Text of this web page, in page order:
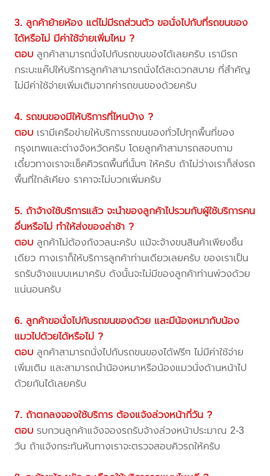
3. ลูกค้าย้ายห้อง แต่ไม่มีรถส่วนตัว ขอนั่งไปกับที่รถขนของ
ได้หรือไม่ มีค่าใช้จ่ายเพิ่มไหม ?
ตอบ ลูกค้าสามารถนั่งไปกับรถขนของได้เลยครับ เรามีรถ
กระบะแค๊ปให้บริการลูกค้าสามารถนั่งได้สะดวกสบาย ที่สำคัญ
ไม่มีค่าใช้จ่ายเพิ่มเติมจากค่ารถขนของด้วยครับ
4. รถขนของมีให้บริการที่ไหนบ้าง ?
ตอบ เรามีเครือข่ายให้บริการรถขนของทั่วไปทุกพื้นที่ของ
กรุงเทพและต่างจังหวัดครับ โดยลูกค้าสามารถสอบถาม
เดี๋ยวทางเราจะเช็คคิวรถพื้นที่นั้นๆ ให้ครับ ถ้าไม่ว่างเราก็ส่งรถ
พื้นที่ใกล้เคียง ราคาจะไม่บวกเพิ่มครับ
5. ถ้าจ้างใช้บริการแล้ว จะนำของลูกค้าไปรวมกับผู้ใช้บริการคน
อื่นหรือไม่ ทำให้ส่งของล่าช้า ?
ตอบ ลูกค้าไม่ต้องกังวลนะครับ แม้จะจ้างขนสินค้าเพียงชิ้น
เดียว ทางเราก็ให้บริการลูกค้าท่านเดียวเลยครับ ของเราเป็น
รถรับจ้างแบบเหมาครับ ดังนั้นจะไม่มีของลูกค้าท่านพ่วงด้วย
แน่นอนครับ
6. ลูกค้าขอนั่งไปกับรถขนของด้วย และมีน้องหมากับน้อง
แมวไปด้วยได้หรือไม่ ?
ตอบ ลูกค้าสามารถนั่งไปกับรถขนของได้ฟรีๆ ไม่มีค่าใช้จ่าย
เพิ่มเติม และสามารถนำน้องหมาหรือน้องแมวนั่งด้านหน้าไป
ด้วยกันได้เลยครับ
7. ถ้าตกลงจองใช้บริการ ต้องแจ้งล่วงหน้ากี่วัน ?
ตอบ รบกวนลูกค้าแจ้งจองรถรับจ้างล่วงหน้าประมาณ 2-3
วัน ถ้าแจ้งกระทันหันทางเราจะตรวจสอบคิวรถให้ครับ